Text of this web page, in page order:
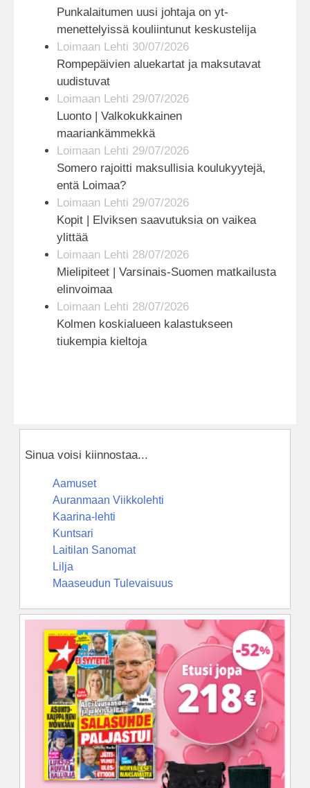
Punkalaitumen uusi johtaja on yt-
menettelyissä kouliintunut keskustelija
Loimaan Lehti 30/07/2026
Rompepäivien aluekartat ja maksutavat
uudistuvat
Loimaan Lehti 29/07/2026
Luonto | Valkokukkainen
maariankämmekkä
Loimaan Lehti 29/07/2026
Somero rajoitti maksullisia koulukyytejä,
entä Loimaa?
Loimaan Lehti 29/07/2026
Kopit | Elviksen saavutuksia on vaikea
ylittää
Loimaan Lehti 28/07/2026
Mielipiteet | Varsinais-Suomen matkailusta
elinvoimaa
Loimaan Lehti 28/07/2026
Kolmen koskialueen kalastukseen
tiukempia kieltoja
Sinua voisi kiinnostaa...
Aamuset
Auranmaan Viikkolehti
Kaarina-lehti
Kuntsari
Laitilan Sanomat
Lilja
Maaseudun Tulevaisuus